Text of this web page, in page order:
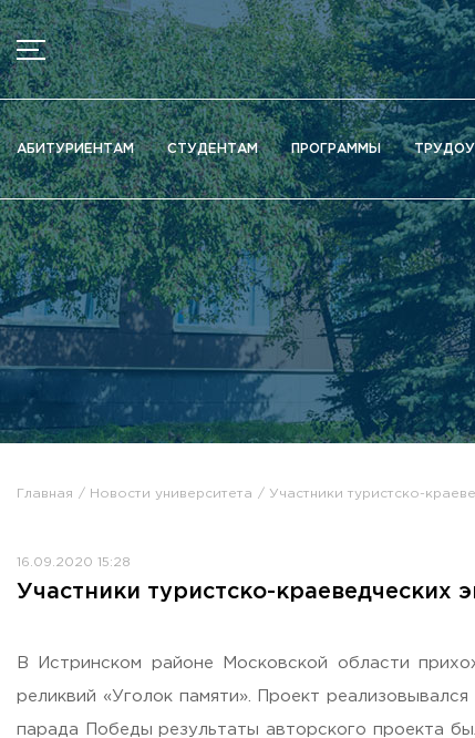
АБИТУРИЕНТАМ СТУДЕНТАМ ПРОГРАММЫ
МЕНЮ
Новости
Объявления
Документы
Сведения об образовательной организации
Официально о приёме
Научная деятельность
Высшие школы / Институты / Департаменты
Дополнительное образование
Федеральный ресурсный центр
Вакантные места для приема (перевода)
Жилищно-коммунальное хозяйство
Визово-регистрационное сопровождение
Партнерские проекты
Олимпиады
Политика доступа, авторских прав и лицензирования
Главная Новости университета Участники туристско-
16.09.2020 15:28
Участники туристско-
В Истринском районе Московской области
реликвий «Уголок памяти». Проект
парада Победы результаты авторского проекта